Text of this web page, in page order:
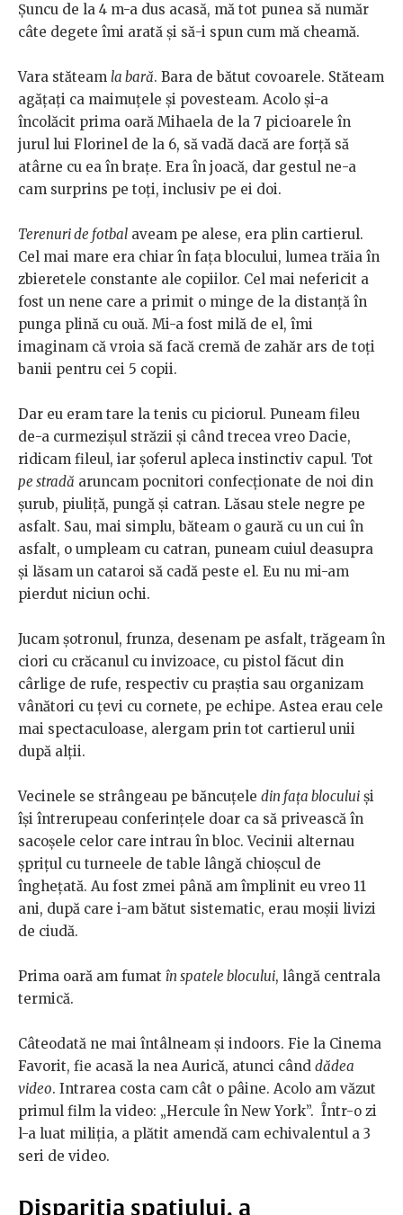
Șuncu de la 4 m-a dus acasă, mă tot punea să număr
câte degete îmi arată şi să-i spun cum mă cheamă.
Vara stăteam la bară. Bara de bătut covoarele. Stăteam
agăţaţi ca maimuţele şi povesteam. Acolo şi-a
încolăcit prima oară Mihaela de la 7 picioarele în
jurul lui Florinel de la 6, să vadă dacă are forţă să
atârne cu ea în braţe. Era în joacă, dar gestul ne-a
cam surprins pe toţi, inclusiv pe ei doi.
Terenuri de fotbal aveam pe alese, era plin cartierul.
Cel mai mare era chiar în faţa blocului, lumea trăia în
zbieretele constante ale copiilor. Cel mai nefericit a
fost un nene care a primit o minge de la distanţă în
punga plină cu ouă. Mi-a fost milă de el, îmi
imaginam că vroia să facă cremă de zahăr ars de toţi
banii pentru cei 5 copii.
Dar eu eram tare la tenis cu piciorul. Puneam fileu
de-a curmezişul străzii şi când trecea vreo Dacie,
ridicam fileul, iar şoferul apleca instinctiv capul. Tot
pe stradă aruncam pocnitori confecţionate de noi din
şurub, piuliță, pungă şi catran. Lăsau stele negre pe
asfalt. Sau, mai simplu, băteam o gaură cu un cui în
asfalt, o umpleam cu catran, puneam cuiul deasupra
şi lăsam un cataroi să cadă peste el. Eu nu mi-am
pierdut niciun ochi.
Jucam şotronul, frunza, desenam pe asfalt, trăgeam în
ciori cu crăcanul cu invizoace, cu pistol făcut din
cârlige de rufe, respectiv cu praştia sau organizam
vânători cu ţevi cu cornete, pe echipe. Astea erau cele
mai spectaculoase, alergam prin tot cartierul unii
după alţii.
Vecinele se strângeau pe băncuţele din faţa blocului şi
îşi întrerupeau conferinţele doar ca să privească în
sacoşele celor care intrau în bloc. Vecinii alternau
şpriţul cu turneele de table lângă chioşcul de
îngheţată. Au fost zmei până am împlinit eu vreo 11
ani, după care i-am bătut sistematic, erau moşii livizi
de ciudă.
Prima oară am fumat în spatele blocului, lângă centrala
termică.
Câteodată ne mai întâlneam şi indoors. Fie la Cinema
Favorit, fie acasă la nea Aurică, atunci când dădea
video. Intrarea costa cam cât o pâine. Acolo am văzut
primul film la video: „Hercule în New York”. Într-o zi
l-a luat miliţia, a plătit amendă cam echivalentul a 3
seri de video.
Dispariţia spaţiului, a